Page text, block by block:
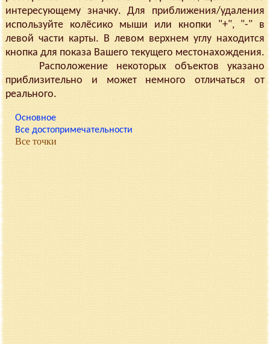
интересующему значку. Для приближения/удаления
используйте колёсико мыши или кнопки "+", "-" в
левой части карты. В левом верхнем углу находится
кнопка для показа Вашего текущего местонахождения.
Расположение некоторых объектов указано
приблизительно и может немного отличаться от
реального.
Основное
Все достопримечательности
Все точки